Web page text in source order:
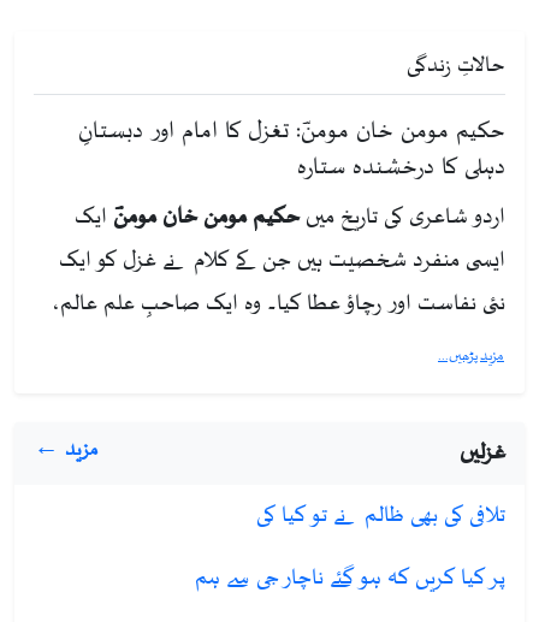
حالاتِ زندگی
حکیم مومن خان مومنؔ: تغزل کا امام اور دبستانِ
دہلی کا درخشندہ ستارہ
اردو شاعری کی تاریخ میںحکیم مومن خان مومنؔ ایک
ایسی منفرد شخصیت ہیں جن کے کلام نے غزل کو ایک
نئی نفاست اور رچاؤ عطا کیا۔ وہ ایک صاحبِ علم عالم،
ماہرِ طب اور بلند پایہ شاعر تھے جن کی غزلوں میں عشق
ہے، وہ ان کا ہی خاصہ ہے۔
مومنؔ 1800ء میں دہلی میں پیدا ہوئے۔ ان کا تعلق
کشمیری نژاد ایک معزز علمی گھرانے سے تھا جو مغل دربار
مزید پڑھیں...
غزلیں مزید ←
تلافی کی بھی ظالم نے تو کیا کی
پر کیا کریں کہ ہو گئے ناچار جی سے ہم